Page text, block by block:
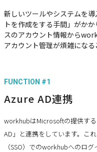
新しいツールやシステムを
トを作成をする手間」がか
スのアカウント情報から
アカウント管理が煩雑になる
FUNCTION #1
Azure AD連携
workhubはMicrosoftの提供す
AD」と連携をしています。こ
（SSO）でのworkhubへのロ